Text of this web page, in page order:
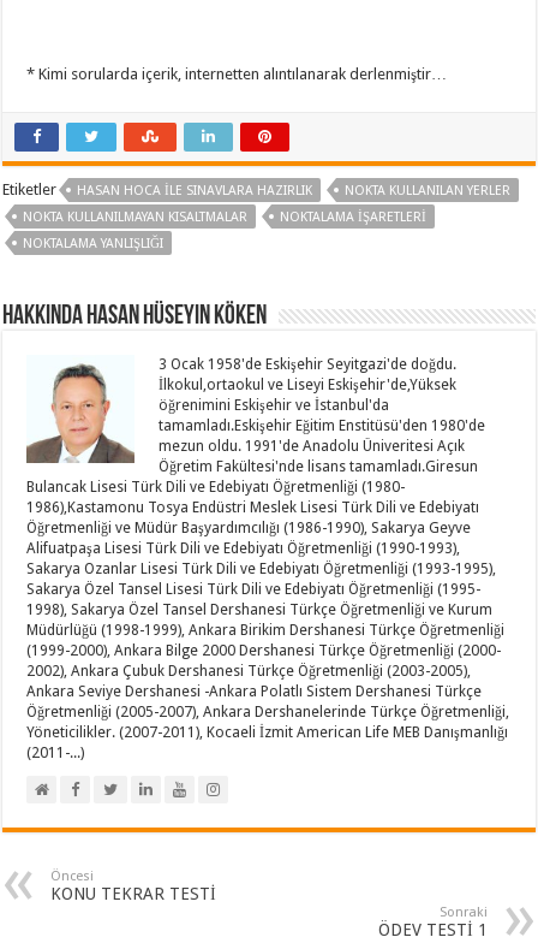
* Kimi sorularda içerik, internetten alıntılanarak derlenmiştir…
Etiketler HASAN HOCA ILE SINAVLARA HAZIRLIK
NOKTA KULLANILAN YERLER
NOKTA KULLANILMAYAN KISALTMALAR
NOKTALAMA IŞARETLERI
NOKTALAMA YANLIŞLIĞI
Hakkında Hasan Hüseyin KÖKEN
3 Ocak 1958'de Eskişehir Seyitgazi'de doğdu.
İlkokul,ortaokul ve Liseyi Eskişehir'de,Yüksek
öğrenimini Eskişehir ve İstanbul'da
tamamladı.Eskişehir Eğitim Enstitüsü'den 1980'de
mezun oldu. 1991'de Anadolu Üniveritesi Açık
Öğretim Fakültesi'nde lisans tamamladı.Giresun
Bulancak Lisesi Türk Dili ve Edebiyatı Öğretmenliği (1980-
1986),Kastamonu Tosya Endüstri Meslek Lisesi Türk Dili ve Edebiyatı
Öğretmenliği ve Müdür Başyardımcılığı (1986-1990), Sakarya Geyve
Alifuatpaşa Lisesi Türk Dili ve Edebiyatı Öğretmenliği (1990-1993),
Sakarya Ozanlar Lisesi Türk Dili ve Edebiyatı Öğretmenliği (1993-1995),
Sakarya Özel Tansel Lisesi Türk Dili ve Edebiyatı Öğretmenliği (1995-
1998), Sakarya Özel Tansel Dershanesi Türkçe Öğretmenliği ve Kurum
Müdürlüğü (1998-1999), Ankara Birikim Dershanesi Türkçe Öğretmenliği
(1999-2000), Ankara Bilge 2000 Dershanesi Türkçe Öğretmenliği (2000-
2002), Ankara Çubuk Dershanesi Türkçe Öğretmenliği (2003-2005),
Ankara Seviye Dershanesi -Ankara Polatlı Sistem Dershanesi Türkçe
Öğretmenliği (2005-2007), Ankara Dershanelerinde Türkçe Öğretmenliği,
Yöneticilikler. (2007-2011), Kocaeli İzmit American Life MEB Danışmanlığı
(2011-...)
Öncesi
KONU TEKRAR TESTİ
Sonraki
ÖDEV TESTİ 1